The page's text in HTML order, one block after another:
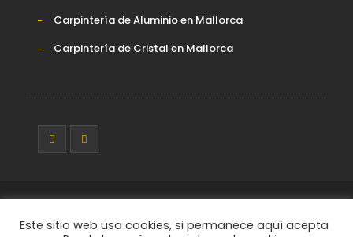
Carpintería de Aluminio en Mallorca
Carpintería de Cristal en Mallorca
RESERVED.
Este sitio web usa cookies, si permanece aquí acepta